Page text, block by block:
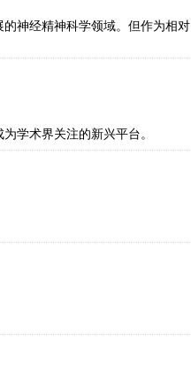
神经精神科学领域。但作为相对
学术界关注的新兴平台。